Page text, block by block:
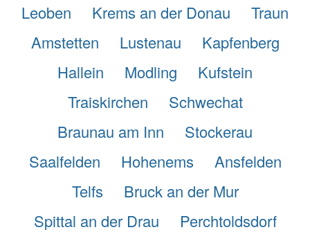
Leoben
Krems an der Donau
Traun
Amstetten
Lustenau
Kapfenberg
Hallein
Modling
Kufstein
Traiskirchen
Schwechat
Braunau am Inn
Stockerau
Saalfelden
Hohenems
Ansfelden
Telfs
Bruck an der Mur
Spittal an der Drau
Perchtoldsdorf